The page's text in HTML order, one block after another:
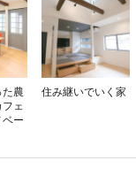
農
ェ
ベー
住み継いでいく家